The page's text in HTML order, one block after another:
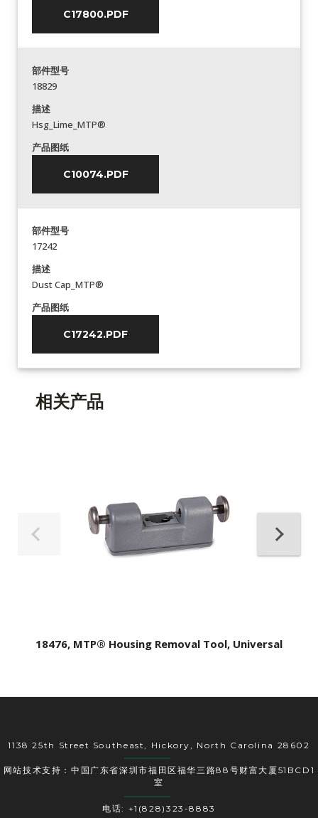
C17800.PDF
部件型号
18829
描述
Hsg_Lime_MTP®
产品图纸
C10074.PDF
部件型号
17242
描述
Dust Cap_MTP®
产品图纸
C17242.PDF
相关产品
18476, MTP® Housing Removal Tool, Universal
1138 25th Street Southeast, Hickory, North Carolina 28602
网站技术支持：中国广东省深圳市福田区福华三路88号财富大厦51BCD1
室
电话: +1(828)323-8883